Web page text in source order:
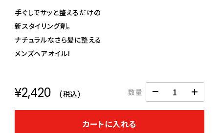
手ぐしでサッと整えるだけの
新スタイリング剤。
ナチュラルなさら髪に整える
メンズヘアオイル！
¥2,420 (税込) 数量
カートに入れる